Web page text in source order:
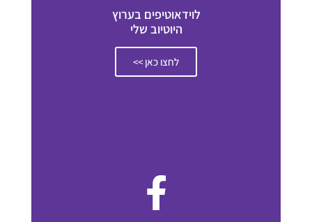
לוידאוטיפים בערוץ
היוטיוב שלי
לחצו כאן >>